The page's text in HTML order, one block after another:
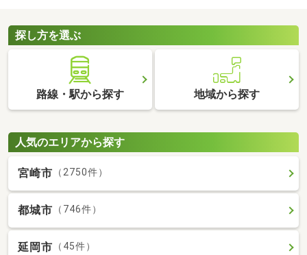
探し方を選ぶ
路線・駅から探す 地域から探す
人気のエリアから探す
宮崎市 （2750件）
都城市 （746件）
延岡市 （45件）